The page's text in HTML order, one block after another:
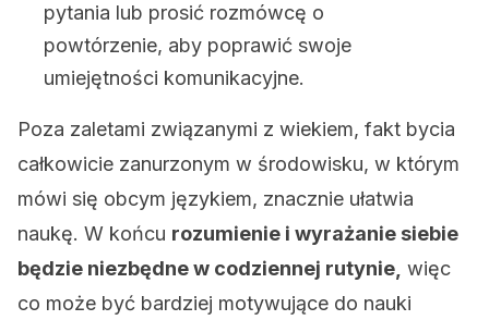
pytania lub prosić rozmówcę o
powtórzenie, aby poprawić swoje
umiejętności komunikacyjne.
Poza zaletami związanymi z wiekiem, fakt bycia
całkowicie zanurzonym w środowisku, w którym
mówi się obcym językiem, znacznie ułatwia
naukę. W końcu rozumienie i wyrażanie siebie
będzie niezbędne w codziennej rutynie, więc
co może być bardziej motywujące do nauki